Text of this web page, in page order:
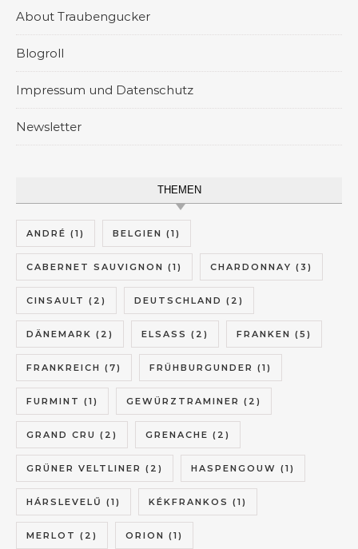
About Traubengucker
Blogroll
Impressum und Datenschutz
Newsletter
THEMEN
ANDRÉ (1) BELGIEN (1)
CABERNET SAUVIGNON (1) CHARDONNAY (3)
CINSAULT (2) DEUTSCHLAND (2)
DÄNEMARK (2) ELSASS (2) FRANKEN (5)
FRANKREICH (7) FRÜHBURGUNDER (1)
FURMINT (1) GEWÜRZTRAMINER (2)
GRAND CRU (2) GRENACHE (2)
GRÜNER VELTLINER (2) HASPENGOUW (1)
HÁRSLEVELŰ (1) KÉKFRANKOS (1)
MERLOT (2) ORION (1)